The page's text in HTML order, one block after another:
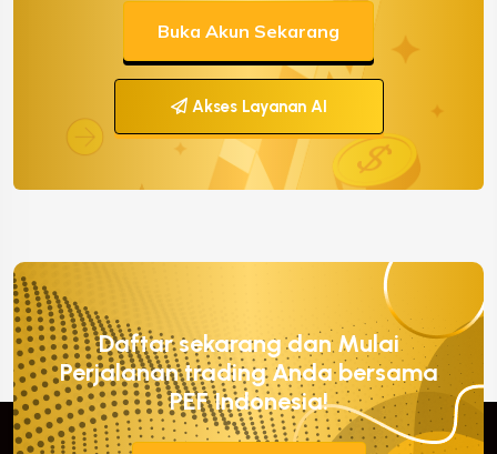
Buka Akun Sekarang
Akses Layanan AI
Daftar sekarang dan Mulai
Perjalanan trading Anda bersama
PEF Indonesia!